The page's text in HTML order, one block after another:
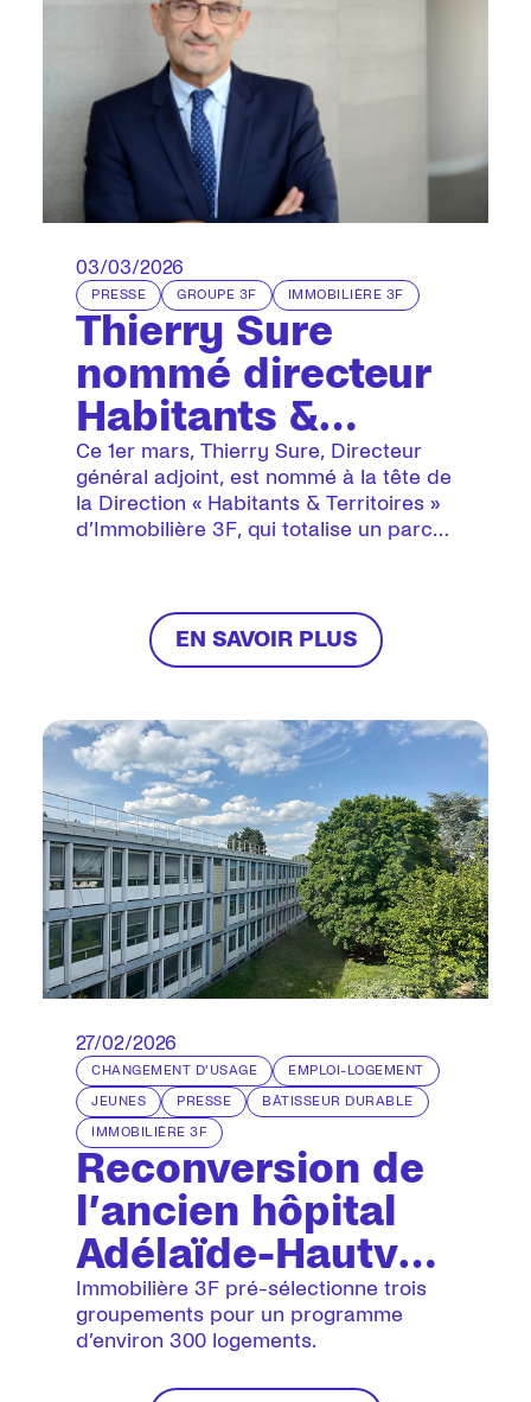
03/03/2026
PRESSE GROUPE 3F IMMOBILIÈRE 3F
Thierry Sure
nommé directeur
Habitants &
Territoires
d’Immobilière 3F
Ce 1er mars, Thierry Sure, Directeur
général adjoint, est nommé à la tête de
la Direction « Habitants & Territoires »
d’Immobilière 3F, qui totalise un parc
EN SAVOIR PLUS
27/02/2026
CHANGEMENT D'USAGE
EMPLOI-LOGEMENT
JEUNES
PRESSE
BÂTISSEUR DURABLE
IMMOBILIÈRE 3F
Reconversion de
l’ancien hôpital
Adélaïde-Hautval
à Villiers-le-Bel
(95)
Immobilière 3F pré-sélectionne trois
groupements pour un programme
d’environ 300 logements.